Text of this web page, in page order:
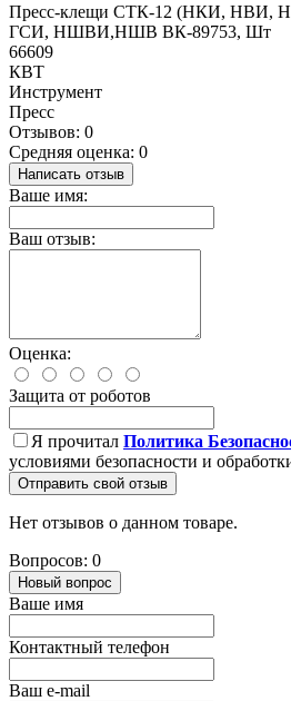
Пресс-клещи СТК-12 (НКИ,
ГСИ, НШВИ,НШВ ВК-89753, Шт
66609
КВТ
Инструмент
Пресс
Отзывов: 0
Средняя оценка: 0
Написать отзыв
Ваше имя:
Ваш отзыв:
Оценка:
Защита от роботов
Я прочитал Политика
условиями безопасности и
Отправить свой отзыв
Нет отзывов о данном товаре.
Вопросов: 0
Новый вопрос
Ваше имя
Контактный телефон
Ваш e-mail